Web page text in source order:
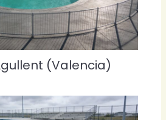
(Valencia)